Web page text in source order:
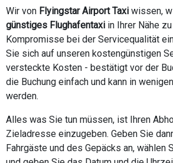
Wir von Flyingstar Airport Taxi wissen,
günstiges Flughafentaxi in Ihrer Nähe
Kompromisse bei der Servicequalität
Sie sich auf unseren kostengünstigen
versteckte Kosten - bestätigt vor der
die Buchung einfach und kann in
werden.
Alles was Sie tun müssen, ist Ihren
Zieladresse einzugeben. Geben Sie
Fahrgäste und des Gepäcks an, wählen